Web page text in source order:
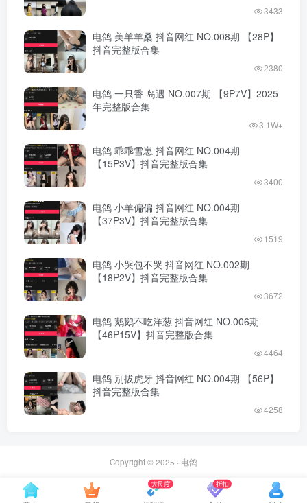
3433
电鸽 美羊羊桑 抖音网红 NO.008期 【28P】
抖音完整版合集
2380
电鸽 一只香 岛遇 NO.007期 【9P7V】2025
年完整版合集
3.1W+
电鸽 乖乖雪崽 抖音网红 NO.004期
【15P3V】抖音完整版合集
3400
电鸽 小羊偏偏 抖音网红 NO.004期
【37P3V】抖音完整版合集
1519
电鸽 小哭包不哭 抖音网红 NO.002期
【18P2V】抖音完整版合集
3672
电鸽 鹅鹅不吃洋葱 抖音网红 NO.006期
【46P15V】抖音完整版合集
4464
电鸽 别拔虎牙 抖音网红 NO.004期 【56P】
抖音完整版合集
4258
Copyright © 2025 · 电鸽
大尺度 折扣